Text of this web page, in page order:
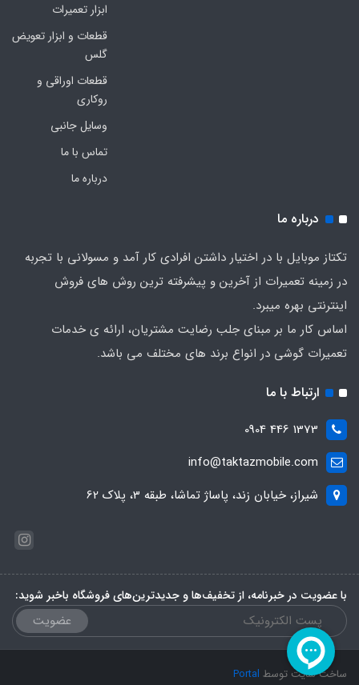
ابزار تعمیرات
قطعات و ابزار تعویض
گلس
قطعات اوراقی و
روکاری
وسایل جانبی
تماس با ما
درباره ما
درباره ما
تکتاز موبایل با در اختیار داشتن افرادی کار آمد و مسولانی با تجربه
در زمینه تعمیرات از آخرین و پیشرفته ترین روش های فروش
اینترنتی بهره میبرد.
اساس کار ما بر مبنای جلب رضایت مشتریان، ارائه ی خدمات
تعمیرات گوشی در انواع برند های مختلف می باشد.
ارتباط با ما
1373 446 0904
info@taktazmobile.com
شیراز، خیابان زند، پاساژ تماشا، طبقه 3، پلاک 62
با عضویت در خبرنامه، از تخفیف‌ها و جدیدترین‌های فروشگاه باخبر شوید:
عضویت
ساخت سایت توسط Portal